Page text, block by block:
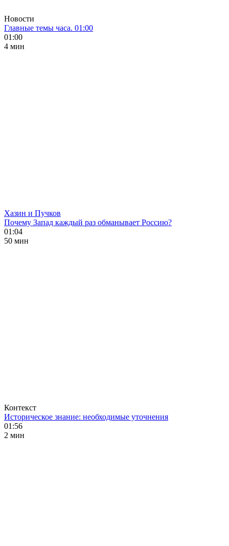
Новости
Главные темы часа. 01:00
01:00
4 мин
Хазин и Пучков
Почему Запад каждый раз обманывает Россию?
01:04
50 мин
Контекст
Историческое знание: необходимые уточнения
01:56
2 мин